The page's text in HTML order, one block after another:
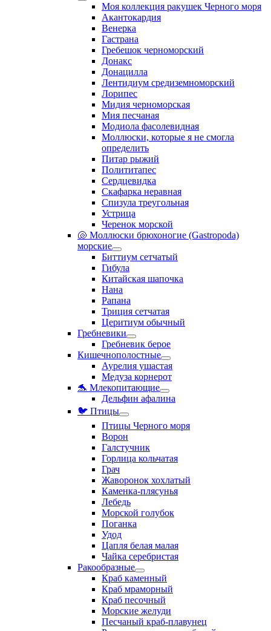
Моя коллекция ракушек Черного моря
Акантокардия
Венерка
Гастрана
Гребешок черноморский
Донакс
Донацилла
Лентидиум средиземноморский
Лорипес
Мидия черноморская
Мия песчаная
Модиола фасолевидная
Моллюски, которые я не смогла
определить
Питар рыжий
Полититапес
Сердцевидка
Скафарка неравная
Спизула треугольная
Устрица
Черенок морской
🐚 Моллюски брюхоногие (Gastropoda)
морские
Биттиум сетчатый
Гибула
Китайская шапочка
Нана
Рапана
Триция сетчатая
Церитиум обычный
Гребневики
Гребневик берое
Кишечнополостные
Аурелия ушастая
Медуза корнерот
🐬 Млекопитающие
Дельфин афалина
🐦 Птицы
Птицы Черного моря
Ворон
Галстучник
Горлица кольчатая
Грач
Жаворонок хохлатый
Каменка-плясунья
Лебедь
Морской голубок
Поганка
Удод
Цапля белая малая
Чайка серебристая
Ракообразные
Краб каменный
Краб мраморный
Краб песочный
Морские желуди
Песчаный краб-плавунец